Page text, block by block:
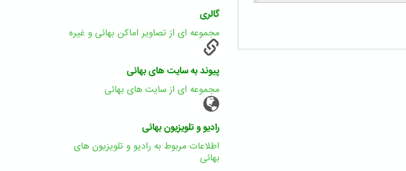
گالری
مجموعه ای از تصاویر اماکن بهائی و غیره
پیوند به سایت های بهائی
مجموعه ای از سایت های بهائی
رادیو و تلویزیون بهائی
اطلاعات مربوط به رادیو و تلویزیون های
بهائی